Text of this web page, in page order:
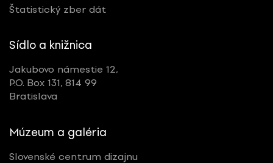
Štatistický zber dát
Sídlo a knižnica
Jakubovo námestie 12,
P.O. Box 131, 814 99
Bratislava
Múzeum a galéria
Slovenské centrum dizajnu